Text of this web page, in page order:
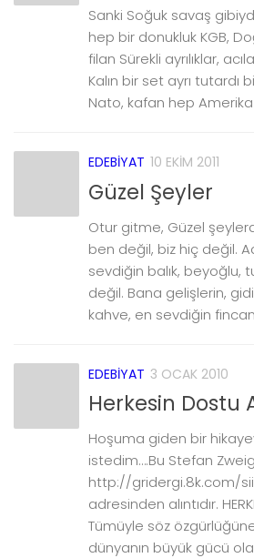
Sanki Soğuk savaş
hep bir donukluk KGB,
filan Sürekli ayrılıklar,
Kalın bir set ayrı tutardı
Nato, kafan hep Amerika
EDEBIYAT 10 EKIM 2011
Güzel Şeyler
Otur gitme, Güzel
ben değil, biz hiç değil.
sevdiğin balık, beyoğlu,
değil. Bana gelişlerin,
kahve, en sevdiğin
EDEBIYAT 3 OCAK 2010
Herkesin Dostu
Hoşuma giden bir
istedim….Bu Stefan
http://gridergi.8k.com/
adresinden alıntıdır.
Tümüyle söz
dünyanın büyük gücü